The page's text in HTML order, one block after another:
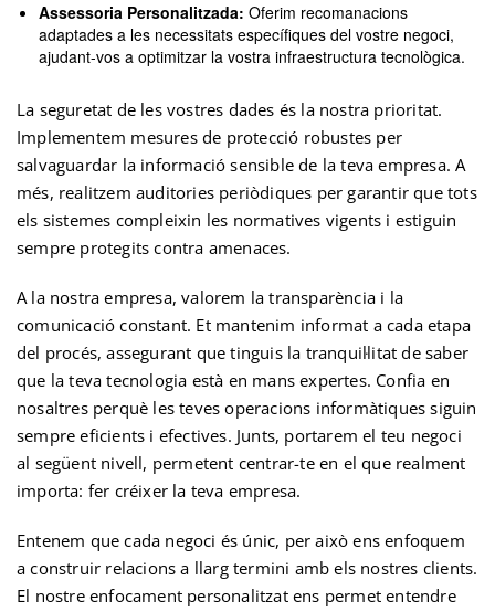
Assessoria Personalitzada: Oferim recomanacions
adaptades a les necessitats específiques del vostre negoci,
ajudant-vos a optimitzar la vostra infraestructura tecnològica.
La seguretat de les vostres dades és la nostra prioritat.
Implementem mesures de protecció robustes per
salvaguardar la informació sensible de la teva empresa. A
més, realitzem auditories periòdiques per garantir que tots
els sistemes compleixin les normatives vigents i estiguin
sempre protegits contra amenaces.
A la nostra empresa, valorem la transparència i la
comunicació constant. Et mantenim informat a cada etapa
del procés, assegurant que tinguis la tranquil·litat de saber
que la teva tecnologia està en mans expertes. Confia en
nosaltres perquè les teves operacions informàtiques siguin
sempre eficients i efectives. Junts, portarem el teu negoci
al següent nivell, permetent centrar-te en el que realment
importa: fer créixer la teva empresa.
Entenem que cada negoci és únic, per això ens enfoquem
a construir relacions a llarg termini amb els nostres clients.
El nostre enfocament personalitzat ens permet entendre